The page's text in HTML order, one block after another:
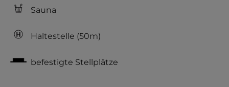
Sauna
Haltestelle (50m)
befestigte Stellplätze